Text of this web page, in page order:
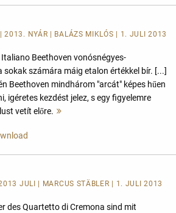
2013. NYÁR | BALÁZS MIKLÓS | 1. JULI 2013
Beethoven vonósnégyes-
sokak számára máig etalon értékkel bír. [...]
Beethoven mindhárom "arcát" képes hűen
igéretes kezdést jelez, s egy figyelemre
vetít előre.
JULI | MARCUS STÄBLER | 1. JULI 2013
des Quartetto di Cremona sind mit